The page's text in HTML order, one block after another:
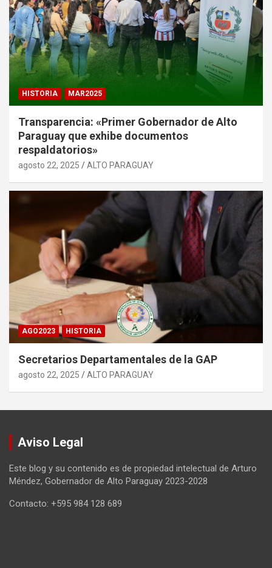
HISTORIA MAR2025
Transparencia: «Primer Gobernador de Alto
Paraguay que exhibe documentos
respaldatorios»
agosto 22, 2025 ALTO PARAGUAY
AGO2023 HISTORIA
Secretarios Departamentales de la GAP
agosto 22, 2025 ALTO PARAGUAY
Aviso Legal
Este blog y su contenido es de propiedad intelectual de Arturo
Méndez, Gobernador de Alto Paraguay 2023-2028
Contacto: +595 984 128 689